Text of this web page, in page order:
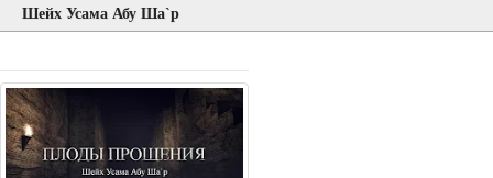
Шейх Усама Абу Ша`р